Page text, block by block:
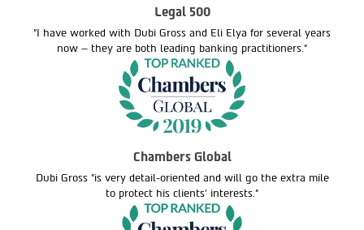
Legal 500
"I have worked with Dubi Gross and Eli Elya for several years
now – they are both leading banking practitioners."
Chambers Global
Dubi Gross "is very detail-oriented and will go the extra mile
to protect his clients' interests."